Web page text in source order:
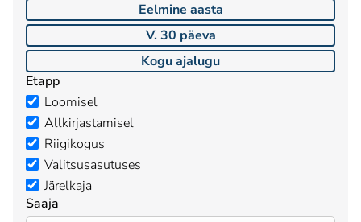
Eelmine aasta
V. 30 päeva
Kogu ajalugu
Etapp
Loomisel
Allkirjastamisel
Riigikogus
Valitsusasutuses
Järelkaja
Saaja